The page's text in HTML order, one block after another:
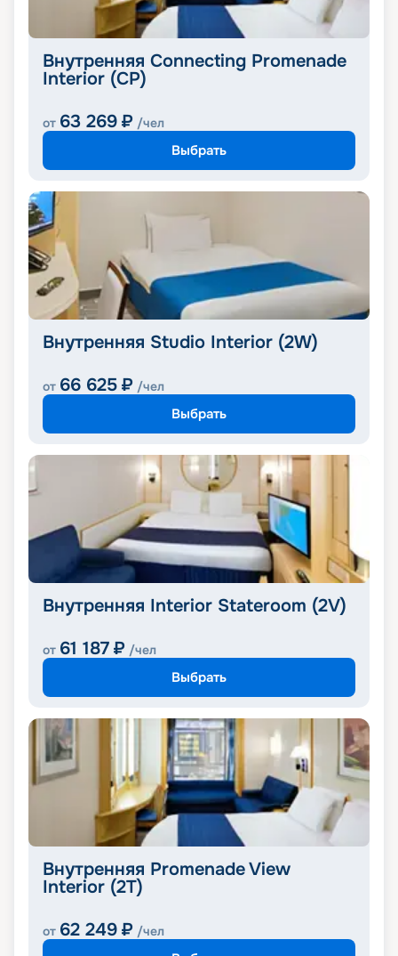
Внутренняя Connecting Promenade
Interior (CP)
от 63 269 ₽ /чел
Выбрать
Внутренняя Studio Interior (2W)
от 66 625 ₽ /чел
Выбрать
Внутренняя Interior Stateroom (2V)
от 61 187 ₽ /чел
Выбрать
Внутренняя Promenade View
Interior (2T)
от 62 249 ₽ /чел